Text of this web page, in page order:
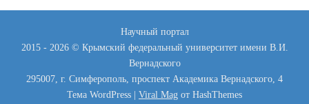
Научный портал
2015 - 2026 © Крымский федеральный университет имени В.И.
Вернадского
295007, г. Симферополь, проспект Академика Вернадского, 4
Тема WordPress | Viral Mag от HashThemes